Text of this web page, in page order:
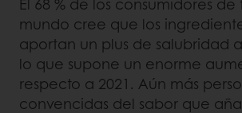
mundo cree que los
aportan un plus de salubridad
lo que supone un enorme
respecto a 2021. Aún más
convencidas del sabor que